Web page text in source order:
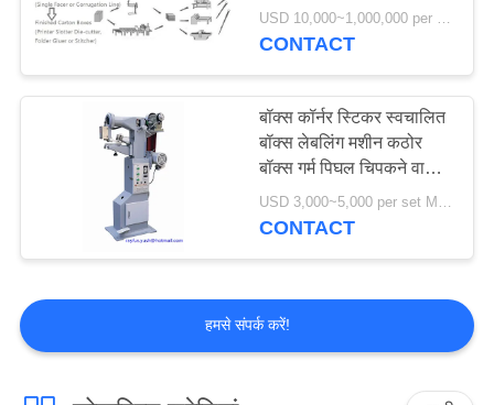
USD 10,000~1,000,000 per set MOQ:एक सेट
CONTACT
बॉक्स कॉर्नर स्टिकर स्वचालित
बॉक्स लेबलिंग मशीन कठोर
बॉक्स गर्म पिघल चिपकने वाला
टेप बनाना
USD 3,000~5,000 per set MOQ:एक सेट
CONTACT
हमसे संपर्क करें!